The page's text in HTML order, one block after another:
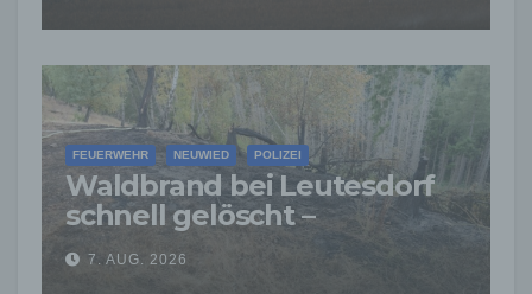
FEUERWEHR NEUWIED POLIZEI
Waldbrand bei Leutesdorf
schnell gelöscht –
Feuerwehr warnt vor
erhöhter Brandgefahr
7. AUG. 2026